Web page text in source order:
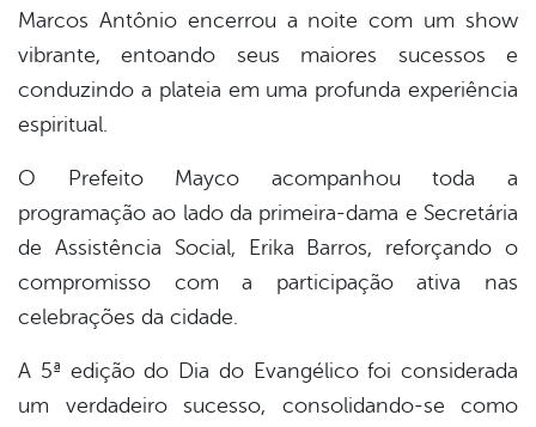
Marcos Antônio encerrou a noite com um show
vibrante, entoando seus maiores sucessos e
conduzindo a plateia em uma profunda experiência
espiritual.
O Prefeito Mayco acompanhou toda a
programação ao lado da primeira-dama e Secretária
de Assistência Social, Erika Barros, reforçando o
compromisso com a participação ativa nas
celebrações da cidade.
A 5ª edição do Dia do Evangélico foi considerada
um verdadeiro sucesso, consolidando-se como